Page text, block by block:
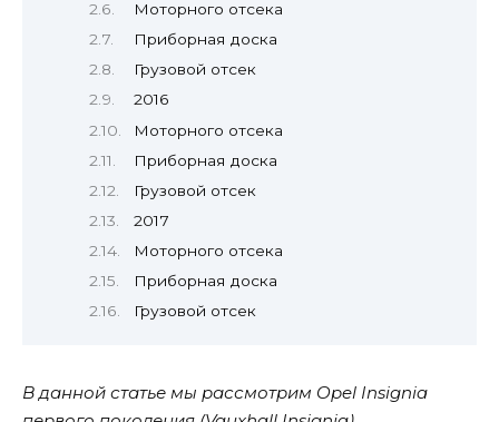
Моторного отсека
Приборная доска
Грузовой отсек
2016
Моторного отсека
Приборная доска
Грузовой отсек
2017
Моторного отсека
Приборная доска
Грузовой отсек
В данной статье мы рассмотрим Opel Insignia